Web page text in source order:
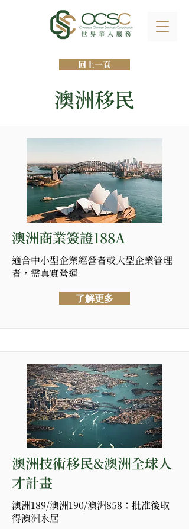
回上一頁
澳洲移民
澳洲商業簽證188A
適合中小型企業經營者或大型企業管理
者，需真實營運
了解更多
澳洲技術移民&澳洲全球人
才計畫
澳洲189/澳洲190/澳洲858：批准後取
得澳洲永居